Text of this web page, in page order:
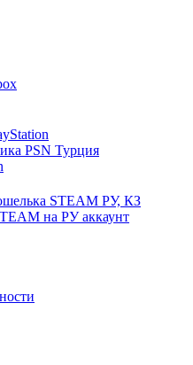
PSN Турция
STEAM РУ, КЗ
на РУ аккаунт